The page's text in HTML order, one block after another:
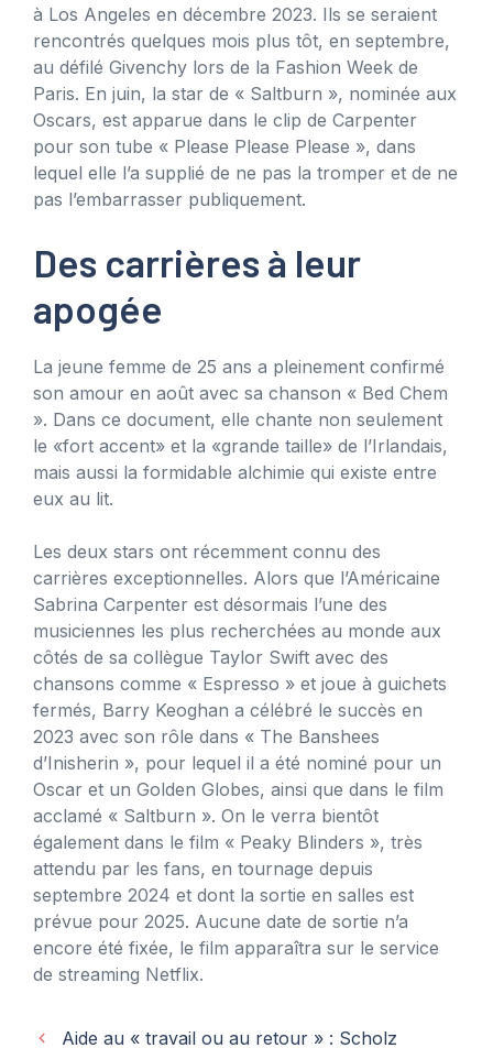
à Los Angeles en décembre 2023. Ils se seraient
rencontrés quelques mois plus tôt, en septembre,
au défilé Givenchy lors de la Fashion Week de
Paris. En juin, la star de « Saltburn », nominée aux
Oscars, est apparue dans le clip de Carpenter
pour son tube « Please Please Please », dans
lequel elle l’a supplié de ne pas la tromper et de ne
pas l’embarrasser publiquement.
Des carrières à leur
apogée
La jeune femme de 25 ans a pleinement confirmé
son amour en août avec sa chanson « Bed Chem
». Dans ce document, elle chante non seulement
le «fort accent» et la «grande taille» de l’Irlandais,
mais aussi la formidable alchimie qui existe entre
eux au lit.
Les deux stars ont récemment connu des
carrières exceptionnelles. Alors que l’Américaine
Sabrina Carpenter est désormais l’une des
musiciennes les plus recherchées au monde aux
côtés de sa collègue Taylor Swift avec des
chansons comme « Espresso » et joue à guichets
fermés, Barry Keoghan a célébré le succès en
2023 avec son rôle dans « The Banshees
d’Inisherin », pour lequel il a été nominé pour un
Oscar et un Golden Globes, ainsi que dans le film
acclamé « Saltburn ». On le verra bientôt
également dans le film « Peaky Blinders », très
attendu par les fans, en tournage depuis
septembre 2024 et dont la sortie en salles est
prévue pour 2025. Aucune date de sortie n’a
encore été fixée, le film apparaîtra sur le service
de streaming Netflix.
Aide au « travail ou au retour » : Scholz